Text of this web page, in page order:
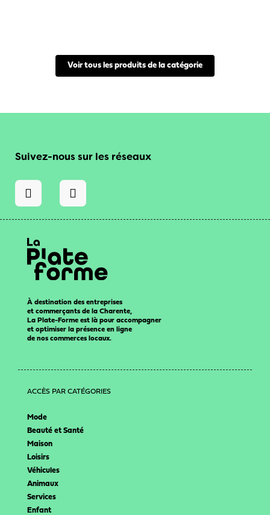
Voir tous les produits de la catégorie
Suivez-nous sur les réseaux
À destination des entreprises
et commerçants de la Charente,
La Plate-Forme est là pour accompagner
et optimiser la présence en ligne
de nos commerces locaux.
ACCÈS PAR CATÉGORIES
Mode
Beauté et Santé
Maison
Loisirs
Véhicules
Animaux
Services
Enfant